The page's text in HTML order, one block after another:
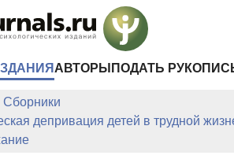
АВТОРЫ ПОДАТЬ
Сборники
депривация детей в трудной